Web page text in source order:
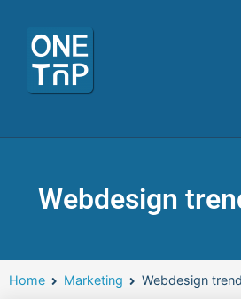
Webdesign
Home Marketing Webdesign